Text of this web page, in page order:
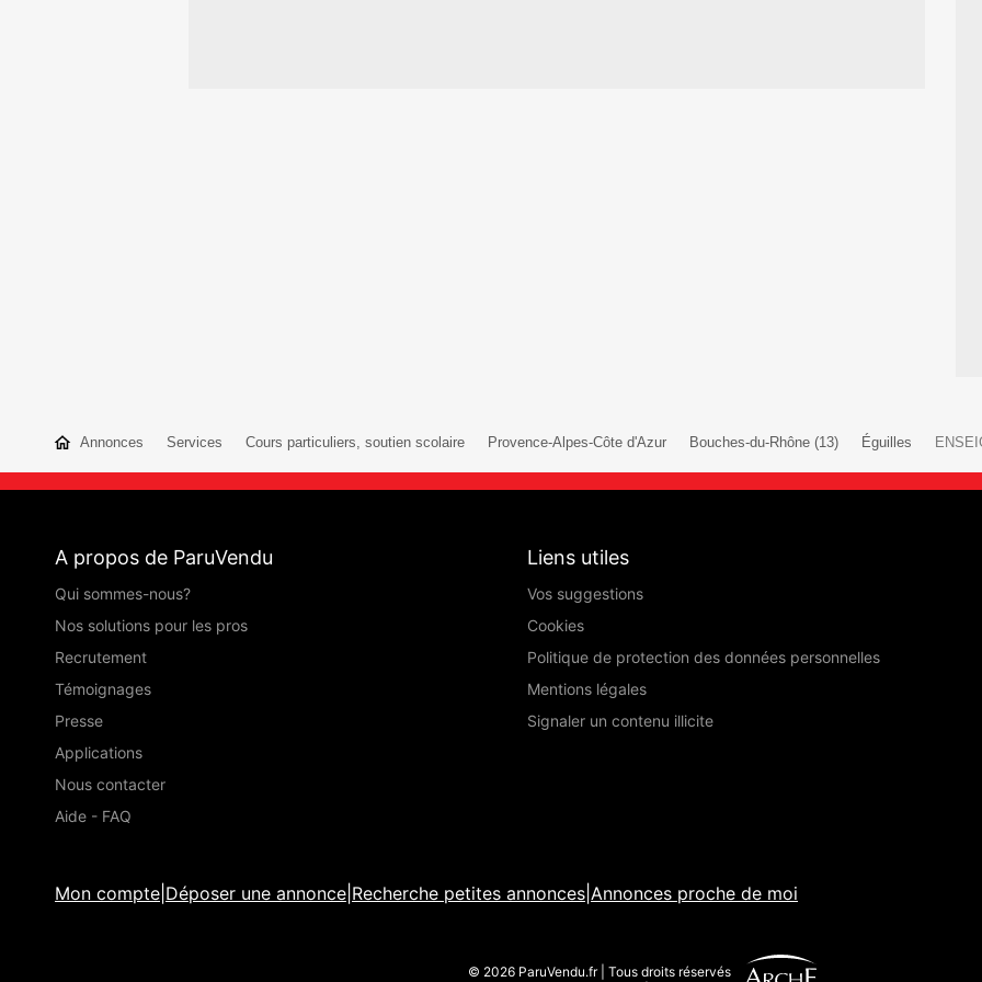
Annonces Services Cours particuliers, soutien scolaire Provence-Alpes-Côte d'Azur Bouches-du-Rhône (13) Éguilles
A propos de ParuVendu
Qui sommes-nous?
Nos solutions pour les pros
Recrutement
Témoignages
Presse
Applications
Nous contacter
Aide - FAQ
Liens utiles
Vos suggestions
Cookies
Politique de protection des données personnelles
Mentions légales
Signaler un contenu illicite
Mon compte Déposer une annonce Recherche petites annonces Annonces proche de moi
© 2026 ParuVendu.fr | Tous droits réservés